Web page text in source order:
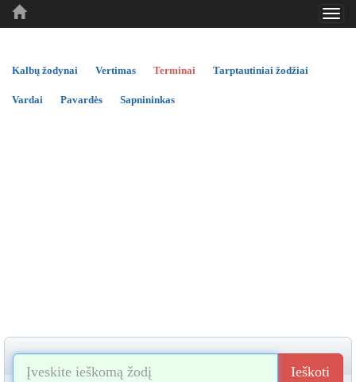
..
..
Kalbų žodynai Vertimas Terminai Tarptautiniai žodžiai
Vardai Pavardės Sapnininkas
Ieškoti